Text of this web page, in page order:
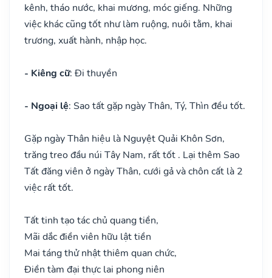
kênh, tháo nước, khai mương, móc giếng. Những
việc khác cũng tốt như làm ruộng, nuôi tằm, khai
trương, xuất hành, nhập học.
- Kiêng cữ: Đi thuyền
- Ngoại lệ: Sao tất gặp ngày Thân, Tý, Thìn đều tốt.
Gặp ngày Thân hiệu là Nguyệt Quải Khôn Sơn,
trăng treo đầu núi Tây Nam, rất tốt . Lại thêm Sao
Tất đăng viên ở ngày Thân, cưới gả và chôn cất là 2
việc rất tốt.
Tất tinh tạo tác chủ quang tiền,
Mãi dắc điền viên hữu lật tiền
Mai táng thử nhật thiêm quan chức,
Điền tàm đại thực lai phong niên